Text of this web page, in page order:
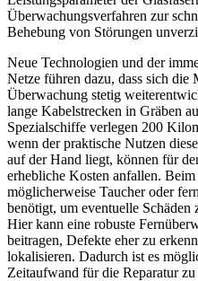
Überwachungsverfahren zur
Behebung von Störungen
Neue Technologien und der
Netze führen dazu, dass sich
Überwachung stetig
lange Kabelstrecken in Gräben
Spezialschiffe verlegen 200
wenn der praktische Nutzen
auf der Hand liegt, können für
erhebliche Kosten anfallen.
möglicherweise Taucher oder
benötigt, um eventuelle Schäden
Hier kann eine robuste
beitragen, Defekte eher zu
lokalisieren. Dadurch ist es
Zeitaufwand für die Reparatur